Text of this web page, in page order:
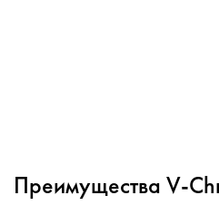
Преимущества V-